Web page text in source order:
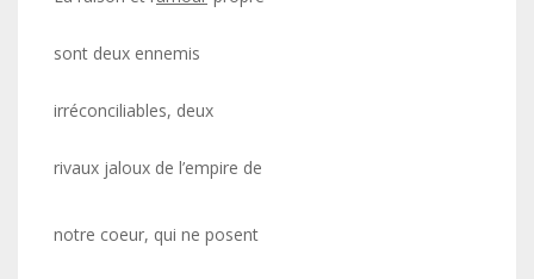
sont deux ennemis
irréconciliables, deux
rivaux jaloux de l’empire de
notre coeur, qui ne posent